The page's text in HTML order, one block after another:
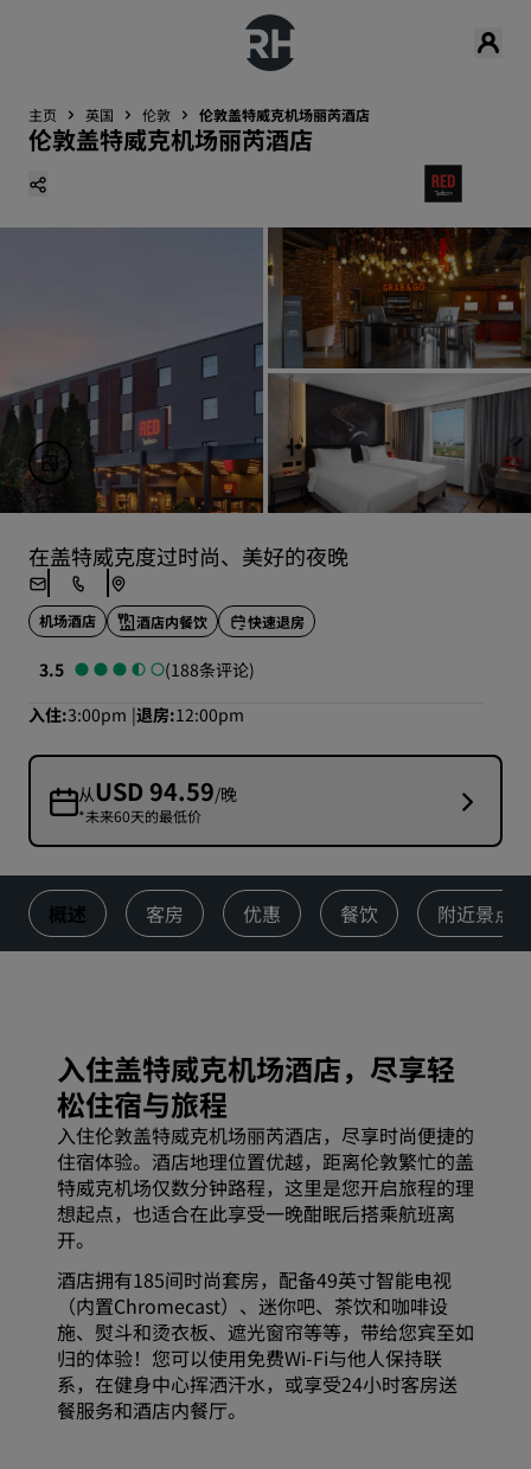
主页 英国 伦敦 伦敦盖特威克机场丽芮酒店
伦敦盖特威克机场丽芮酒店
在盖特威克度过时尚、美好的夜晚
机场酒店 酒店内餐饮 快速退房
3.5
(188条评论)
入住 3:00pm 退房 12:00pm
从USD 94.59/晚
*未来60天的最低价
概述 客房 优惠 餐饮 附近景点
入住盖特威克机场酒店，尽享轻
松住宿与旅程
入住伦敦盖特威克机场丽芮酒店，尽享时尚便捷的
住宿体验。酒店地理位置优越，距离伦敦繁忙的盖
特威克机场仅数分钟路程，这里是您开启旅程的理
想起点，也适合在此享受一晚酣眠后搭乘航班离
开。
酒店拥有185间时尚套房，配备49英寸智能电视
（内置Chromecast）、迷你吧、茶饮和咖啡设
施、熨斗和烫衣板、遮光窗帘等等，带给您宾至如
归的体验！您可以使用免费Wi-Fi与他人保持联
系，在健身中心挥洒汗水，或享受24小时客房送
餐服务和酒店内餐厅。